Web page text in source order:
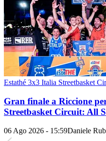
Estathé 3x3 Italia Streetbasket
Gran finale a Riccione
Streetbasket Circuit: All
06 Ago 2026 - 15:59Daniele